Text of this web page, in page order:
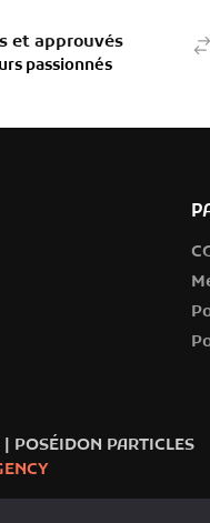
et approuvés
passionnés
PARTICLES